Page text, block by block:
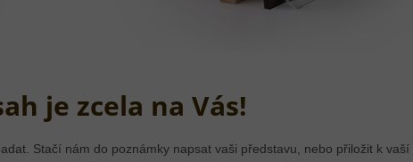
je zcela na Vás!
Stačí nám do poznámky napsat vaši představu, nebo přiložit k